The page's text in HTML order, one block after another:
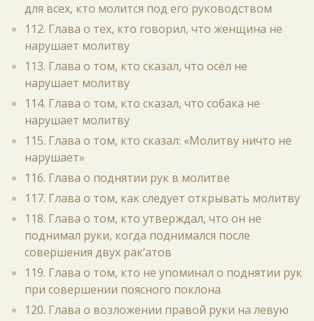
для всех, кто молится под его руководством
112. Глава о тех, кто говорил, что женщина не
нарушает молитву
113. Глава о том, кто сказал, что осёл не
нарушает молитву
114. Глава о том, кто сказал, что собака не
нарушает молитву
115. Глава о том, кто сказал: «Молитву ничто не
нарушает»
116. Глава о поднятии рук в молитве
117. Глава о том, как следует открывать молитву
118. Глава о том, кто утверждал, что он не
поднимал руки, когда поднимался после
совершения двух рак‘атов
119. Глава о том, кто не упоминал о поднятии рук
при совершении поясного поклона
120. Глава о возложении правой руки на левую